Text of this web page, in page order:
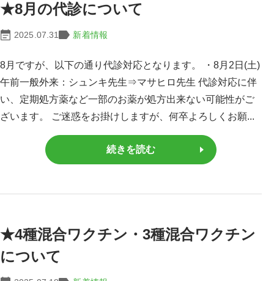
★8月の代診について
2025.07.31 新着情報
8月ですが、以下の通り代診対応となります。 ・8月2日(土)
午前一般外来：シュンキ先生⇒マサヒロ先生 代診対応に伴
い、定期処方薬など一部のお薬が処方出来ない可能性がご
ざいます。 ご迷惑をお掛けしますが、何卒よろしくお願...
続きを読む
★4種混合ワクチン・3種混合ワクチン
について